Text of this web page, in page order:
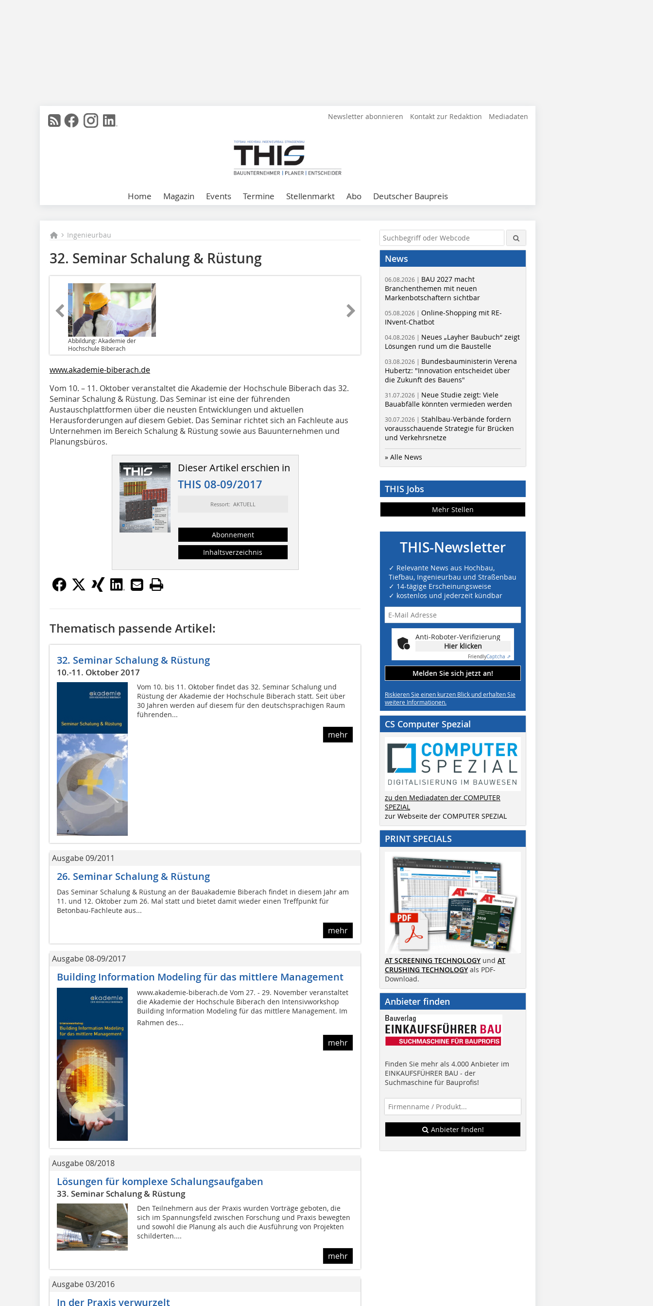
Newsletter abonnieren Kontakt zur Redaktion Mediadaten
Home Magazin Events Termine Stellenmarkt Abo Deutscher Baupreis
Ingenieurbau
32. Seminar Schalung & Rüstung
Abbildung: Akademie der
Hochschule Biberach
www.akademie-biberach.de
Vom 10. – 11. Oktober veranstaltet die Akademie der Hochschule Biberach das 32.
Seminar Schalung & Rüstung. Das Seminar ist eine der führenden
Austauschplattformen über die neusten Entwicklungen und aktuellen
Herausforderungen auf diesem Gebiet. Das Seminar richtet sich an Fachleute aus
Unternehmen im Bereich Schalung & Rüstung sowie aus Bauunternehmen und
Planungsbüros.
Dieser Artikel erschien in
THIS 08-09/2017
Ressort: AKTUELL
Abonnement
Inhaltsverzeichnis
Thematisch passende Artikel:
32. Seminar Schalung & Rüstung
10.-11. Oktober 2017
Vom 10. bis 11. Oktober findet das 32. Seminar Schalung und
Rüstung der Akademie der Hochschule Biberach statt. Seit über
30 Jahren werden auf diesem für den deutschsprachigen Raum
führenden...
mehr
Ausgabe 09/2011
26. Seminar Schalung & Rüstung
Das Seminar Schalung & Rüstung an der Bauakademie Biberach findet in diesem Jahr am
11. und 12. Oktober zum 26. Mal statt und bietet damit wieder einen Treffpunkt für
Betonbau-Fachleute aus...
mehr
Ausgabe 08-09/2017
Building Information Modeling für das mittlere Management
www.akademie-biberach.de Vom 27. - 29. November veranstaltet
die Akademie der Hochschule Biberach den Intensivworkshop
Building Information Modeling für das mittlere Management. Im
Rahmen des...
mehr
Ausgabe 08/2018
Lösungen für komplexe Schalungsaufgaben
33. Seminar Schalung & Rüstung
Den Teilnehmern aus der Praxis wurden Vorträge geboten, die
sich im Spannungsfeld zwischen Forschung und Praxis bewegten
und sowohl die Planung als auch die Ausführung von Projekten
schilderten....
mehr
Ausgabe 03/2016
In der Praxis verwurzelt
News
06.08.2026 | BAU 2027 macht
Branchenthemen mit neuen
Markenbotschaftern sichtbar
05.08.2026 | Online-Shopping mit RE-
INvent-Chatbot
04.08.2026 | Neues „Layher Baubuch“ zeigt
Lösungen rund um die Baustelle
03.08.2026 | Bundesbauministerin Verena
Hubertz: "Innovation entscheidet über
die Zukunft des Bauens"
31.07.2026 | Neue Studie zeigt: Viele
Bauabfälle könnten vermieden werden
30.07.2026 | Stahlbau-Verbände fordern
vorausschauende Strategie für Brücken
und Verkehrsnetze
» Alle News
THIS Jobs
Mehr Stellen
THIS-Newsletter
✓ Relevante News aus Hochbau,
Tiefbau, Ingenieurbau und Straßenbau
✓ 14-tägige Erscheinungsweise
✓ kostenlos und jederzeit kündbar
Anti-Roboter-Verifizierung
Hier klicken
FriendlyCaptcha ⇗
Melden Sie sich jetzt an!
Riskieren Sie einen kurzen Blick und erhalten Sie
weitere Informationen.
CS Computer Spezial
zu den Mediadaten der COMPUTER
SPEZIAL
zur Webseite der COMPUTER SPEZIAL
PRINT SPECIALS
AT SCREENING TECHNOLOGY und AT
CRUSHING TECHNOLOGY als PDF-
Download.
Anbieter finden
Finden Sie mehr als 4.000 Anbieter im
EINKAUFSFÜHRER BAU - der
Suchmaschine für Bauprofis!
Anbieter finden!